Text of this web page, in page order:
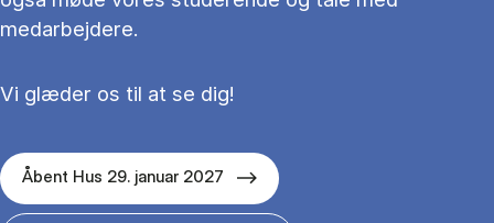
medarbejdere.
Vi glæder os til at se dig!
Åbent Hus 29. januar 2027